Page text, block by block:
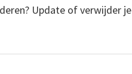
Update of verwijder je